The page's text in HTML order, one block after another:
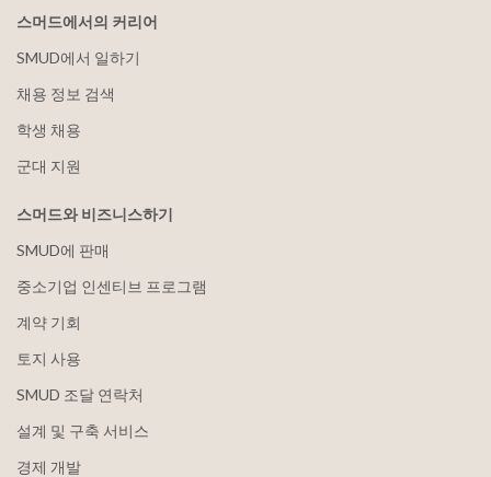
스머드에서의 커리어
SMUD에서 일하기
채용 정보 검색
학생 채용
군대 지원
스머드와 비즈니스하기
SMUD에 판매
중소기업 인센티브 프로그램
계약 기회
토지 사용
SMUD 조달 연락처
설계 및 구축 서비스
경제 개발